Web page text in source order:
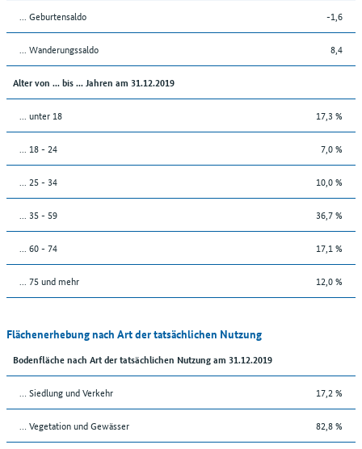
... Geburtensaldo -1,6
... Wanderungssaldo 8,4
Alter von ... bis ... Jahren am 31.12.2019
... unter 18 17,3 %
... 18 - 24 7,0 %
... 25 - 34 10,0 %
... 35 - 59 36,7 %
... 60 - 74 17,1 %
... 75 und mehr 12,0 %
Flächenerhebung nach Art der tatsächlichen Nutzung
Bodenfläche nach Art der tatsächlichen Nutzung am 31.12.2019
… Siedlung und Verkehr 17,2 %
… Vegetation und Gewässer 82,8 %